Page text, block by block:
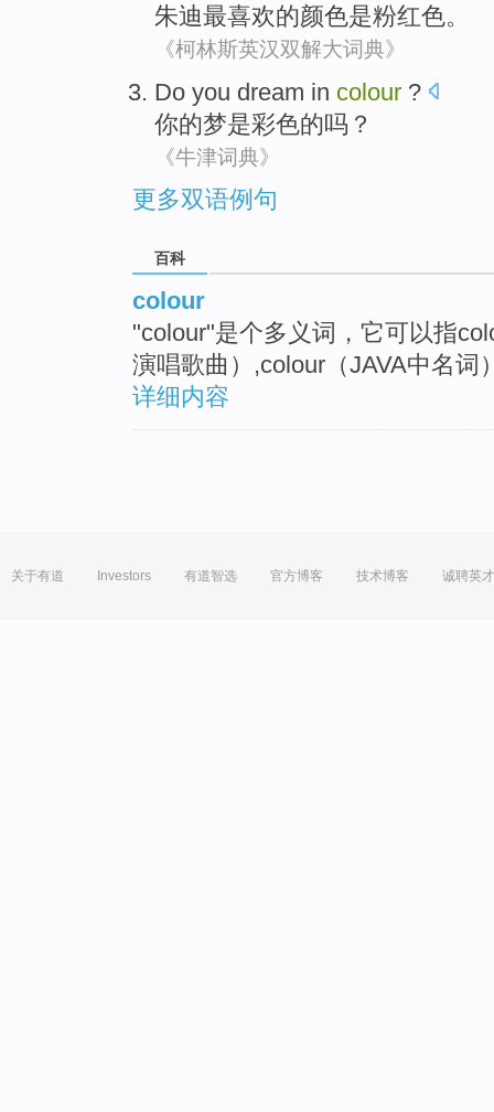
朱迪最喜欢的颜色是粉红色。
《柯林斯英汉双解大词典》
Do you dream in colour ?
你的梦是彩色的吗？
《牛津词典》
更多双语例句
百科
colour
"colour"是个多义词，它可以指
演唱歌曲）,colour（JAVA中名词
详细内容
关于有道 Investors 有道智选 官方博客 技术博客 诚聘英才